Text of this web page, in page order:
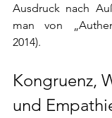
Ausdruck nach
man von
2014).
Kongruenz,
und